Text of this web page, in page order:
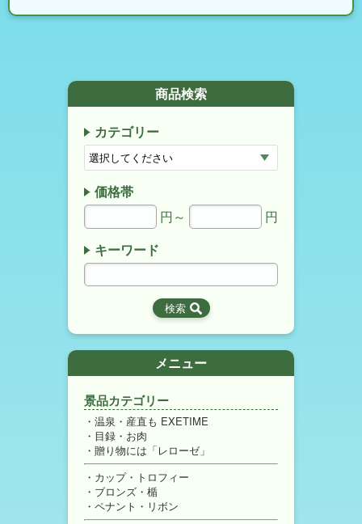
商品検索
カテゴリー
価格帯
円～
円
キーワード
メニュー
景品カテゴリー
温泉・産直も EXETIME
目録・お肉
贈り物には「レローゼ」
カップ・トロフィー
ブロンズ・楯
ペナント・リボン